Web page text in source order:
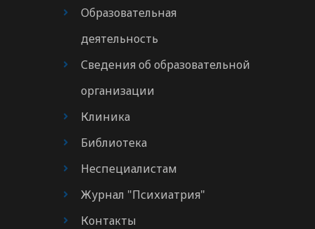
Образовательная
деятельность
Сведения об образовательной
организации
Клиника
Библиотека
Неспециалистам
Журнал "Психиатрия"
Контакты